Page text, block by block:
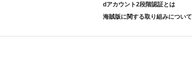
dアカウント2段階認証とは
海賊版に関する取り組みについて